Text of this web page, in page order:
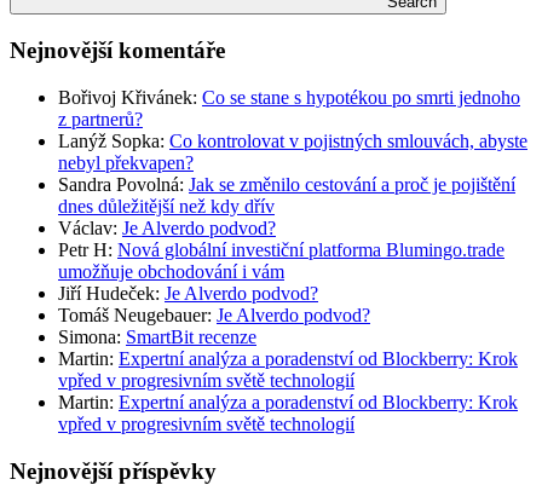
Nejnovější komentáře
Bořivoj Křivánek: Co se stane s hypotékou po smrti jednoho
z partnerů?
Lanýž Sopka: Co kontrolovat v pojistných smlouvách, abyste
nebyl překvapen?
Sandra Povolná: Jak se změnilo cestování a proč je pojištění
dnes důležitější než kdy dřív
Václav: Je Alverdo podvod?
Petr H: Nová globální investiční platforma Blumingo.trade
umožňuje obchodování i vám
Jiří Hudeček: Je Alverdo podvod?
Tomáš Neugebauer: Je Alverdo podvod?
Simona: SmartBit recenze
Martin: Expertní analýza a poradenství od Blockberry: Krok
vpřed v progresivním světě technologií
Martin: Expertní analýza a poradenství od Blockberry: Krok
vpřed v progresivním světě technologií
Nejnovější příspěvky